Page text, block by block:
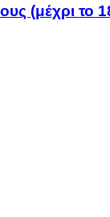
(μέχρι το